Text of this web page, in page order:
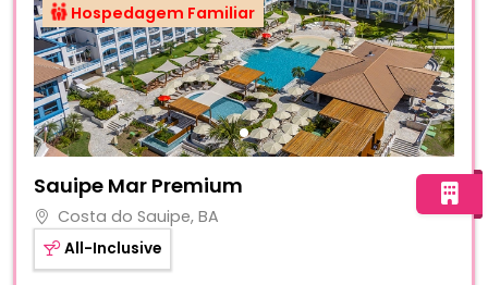
Hospedagem Familiar
Sauipe Mar Premium
Costa do Sauipe, BA
All-Inclusive